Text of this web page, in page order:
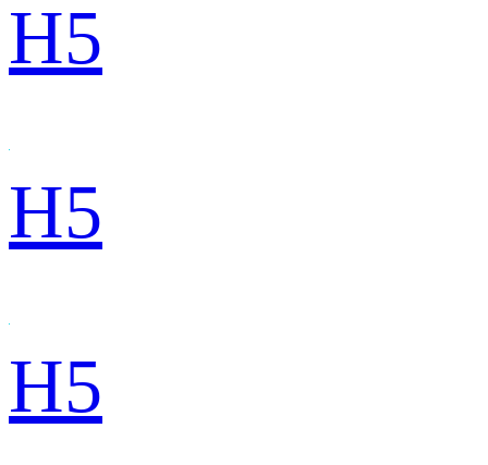
H5
H5
H5